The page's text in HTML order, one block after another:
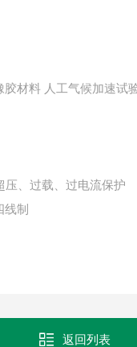
材料 人工气候加速试
压、过载、过电流保护
制
返回列表